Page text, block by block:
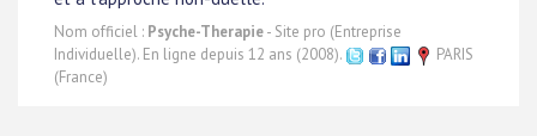
Nom officiel : Psyche-Therapie- Site pro (Entreprise
Individuelle). En ligne depuis 12 ans (2008).
PARIS
(France)